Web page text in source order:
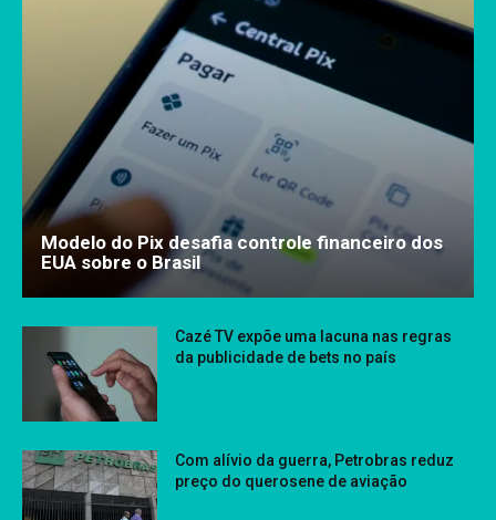
Modelo do Pix desafia controle financeiro dos
EUA sobre o Brasil
Cazé TV expõe uma lacuna nas regras
da publicidade de bets no país
Com alívio da guerra, Petrobras reduz
preço do querosene de aviação